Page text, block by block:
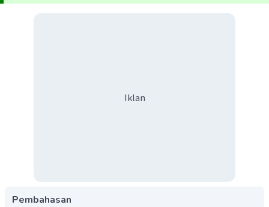
Iklan
Pembahasan